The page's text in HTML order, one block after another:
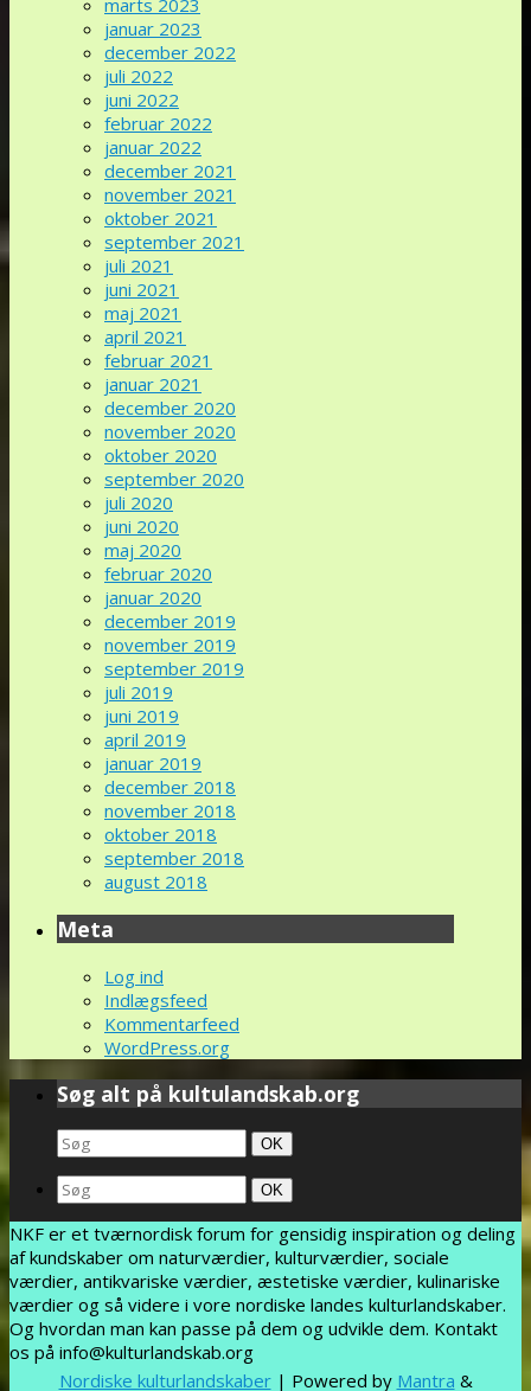
marts 2023
januar 2023
december 2022
juli 2022
juni 2022
februar 2022
januar 2022
december 2021
november 2021
oktober 2021
september 2021
juli 2021
juni 2021
maj 2021
april 2021
februar 2021
januar 2021
december 2020
november 2020
oktober 2020
september 2020
juli 2020
juni 2020
maj 2020
februar 2020
januar 2020
december 2019
november 2019
september 2019
juli 2019
juni 2019
april 2019
januar 2019
december 2018
november 2018
oktober 2018
september 2018
august 2018
Meta
Log ind
Indlægsfeed
Kommentarfeed
WordPress.org
Søg alt på kultulandskab.org
Search
for:
Søg
OK
Search
for:
Søg
OK
NKF er et tværnordisk forum for gensidig inspiration og deling
af kundskaber om naturværdier, kulturværdier, sociale
værdier, antikvariske værdier, æstetiske værdier, kulinariske
værdier og så videre i vore nordiske landes kulturlandskaber.
Og hvordan man kan passe på dem og udvikle dem. Kontakt
os på info@kulturlandskab.org
Nordiske kulturlandskaber| Powered by Mantra &